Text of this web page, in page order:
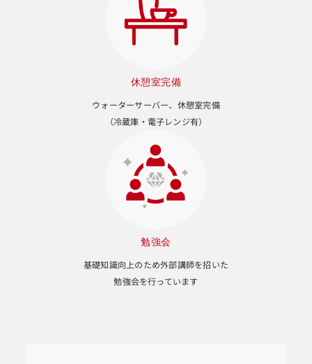
休憩室完備
ウォーターサーバー、休憩室完備
（冷蔵庫・電子レンジ有）
勉強会
基礎知識向上のため外部講師を招いた
勉強会を行っています